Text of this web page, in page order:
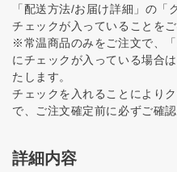
「配送方法/お届け詳細」の
チェックが入っていることをご
※常温商品のみをご注文で、
にチェックが入っている場合
たします。
チェックを入れることにより
で、ご注文確定前に必ずご確認
詳細内容